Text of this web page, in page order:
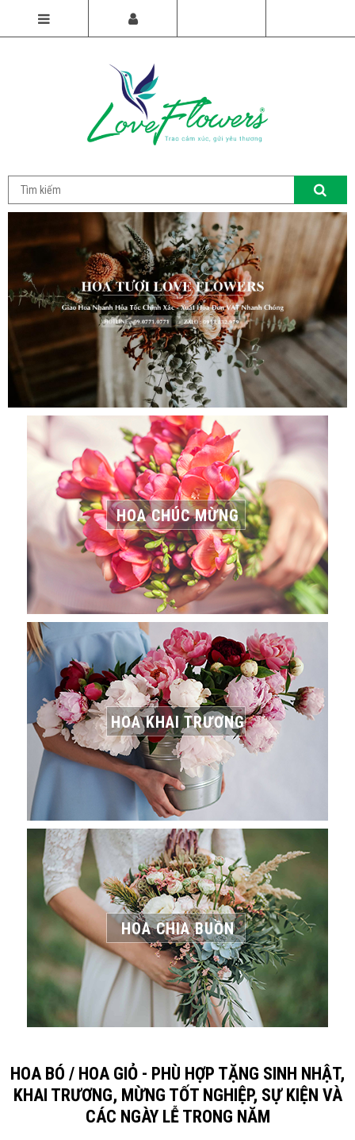
HOA CHÚC MỪNG
HOA KHAI TRƯƠNG
HOA CHIA BUỒN
HOA BÓ / HOA GIỎ - PHÙ HỢP TẶNG SINH NHẬT,
KHAI TRƯƠNG, MỪNG TỐT NGHIỆP, SỰ KIỆN VÀ
CÁC NGÀY LỄ TRONG NĂM